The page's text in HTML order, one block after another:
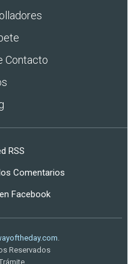
Contacto
RSS
Comentarios
Facebook
.
Reservados